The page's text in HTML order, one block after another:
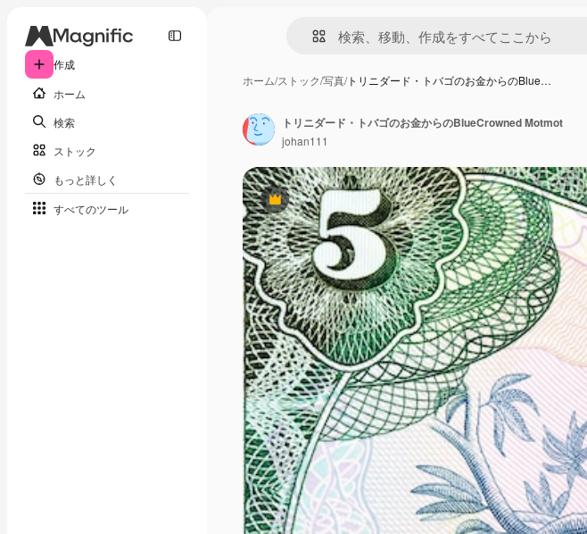
作成
ホーム
検索
ストック
もっと詳しく
すべてのツール
ホーム/ストック/写真/トリニダード・トバゴのお金からのBlue…
Premium
トリニダード・トバゴのお金からのBlueCrowned Motmot
johan111